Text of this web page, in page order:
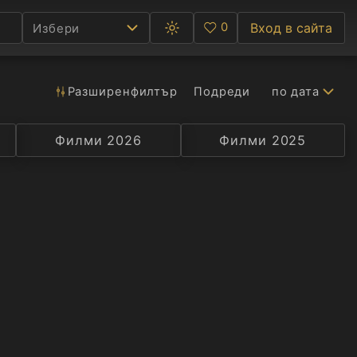
Избери
Превключване
между
светла
Любими
0 Вход в сайта
Разширенфилтър Подреди по дата
Селекция Превод Актьор
Филми 2026 Филми 2025